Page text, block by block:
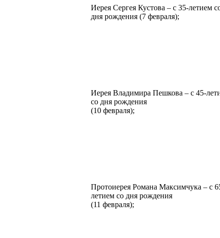
Иерея Сергея Кустова – с 35-летием
дня рождения (7 февраля);
Иерея Владимира Пешкова – с 45-
со дня рождения
(10 февраля);
Протоиерея Романа Максимчука – с
летием со дня рождения
(11 февраля);